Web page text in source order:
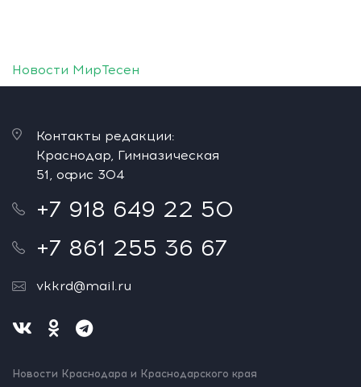
Новости МирТесен
Контакты редакции:
Краснодар, Гимназическая
51, офис 304
+7 918 649 22 50
+7 861 255 36 67
vkkrd@mail.ru
Новости Краснодара и Краснодарского края